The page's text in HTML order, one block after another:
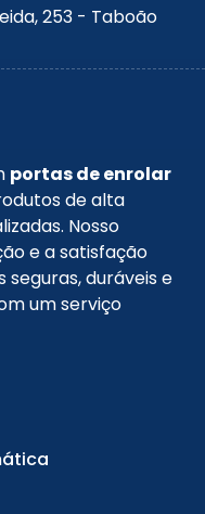
253 - Taboão
portas de enrolar
de alta
Nosso
e a satisfação
duráveis e
um serviço